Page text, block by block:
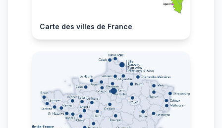
Carte des villes de France